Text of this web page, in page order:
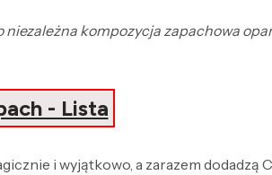
kompozycja zapachowa
- Lista
i wyjątkowo, a zarazem